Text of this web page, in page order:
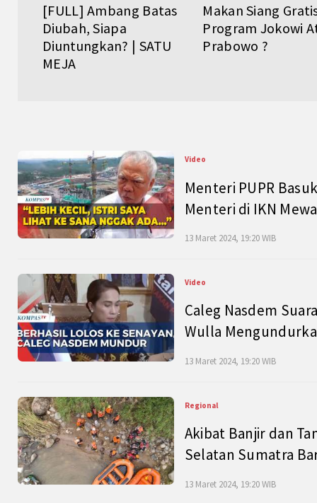
[FULL] Ambang Batas
Diubah, Siapa
Diuntungkan? | SATU
MEJA
Makan Siang
Program Jokowi
Prabowo ?
Video
Menteri PUPR
Menteri di IKN
13 Maret 2024, 19:20 WIB
Video
Caleg Nasdem
Wulla
13 Maret 2024, 19:20 WIB
Regional
Akibat Banjir dan
Selatan Sumatra
13 Maret 2024, 19:20 WIB